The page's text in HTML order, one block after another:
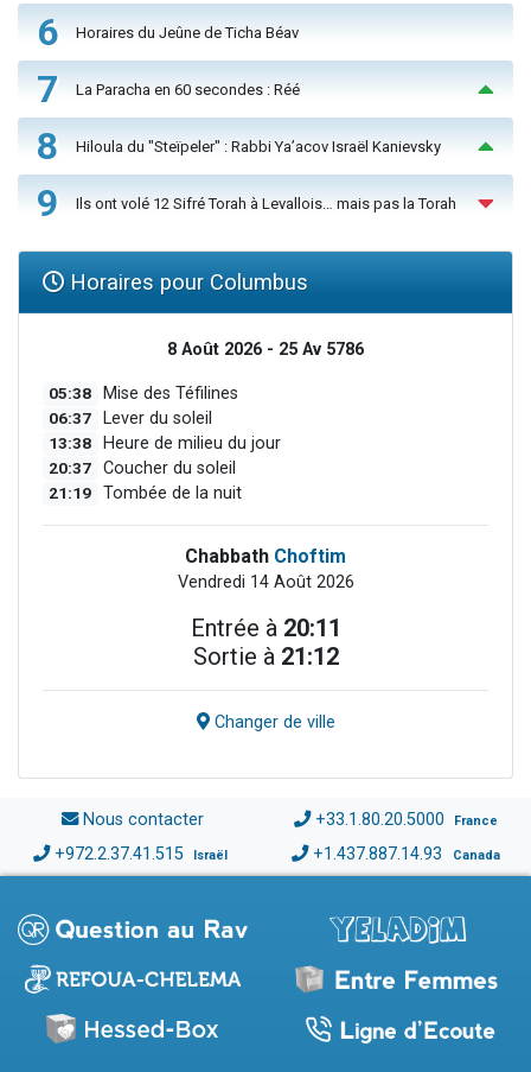
6 Horaires du Jeûne de Ticha Béav
7 La Paracha en 60 secondes : Réé
8 Hiloula du "Steïpeler" : Rabbi Ya’acov Israël Kanievsky
9 Ils ont volé 12 Sifré Torah à Levallois… mais pas la Torah
Horaires pour Columbus
8 Août 2026 - 25 Av 5786
05:38 Mise des Téfilines
06:37 Lever du soleil
13:38 Heure de milieu du jour
20:37 Coucher du soleil
21:19 Tombée de la nuit
Chabbath Choftim
Vendredi 14 Août 2026
Entrée à 20:11
Sortie à 21:12
Changer de ville
Nous contacter +33.1.80.20.5000 France
+972.2.37.41.515 Israël +1.437.887.14.93 Canada